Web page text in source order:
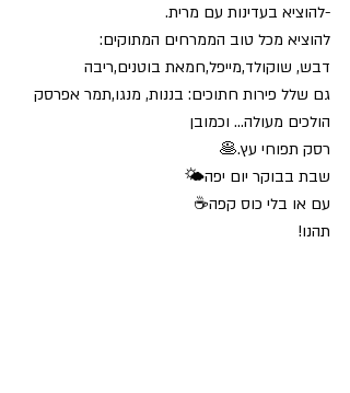
-להוציא בעדינות עם מרית.
להוציא מכל טוב הממרחים המתוקים:
דבש, שוקולד,מייפל,חמאת בוטנים,ריבה
גם שלל פירות חתוכים: בננות, מנגו,תמר אפרסק
הולכים מעולה... וכמובן
רסק תפוחי עץ.🥞
שבת בבוקר יום יפה🌤
עם או בלי כוס קפה☕️
תהנו!